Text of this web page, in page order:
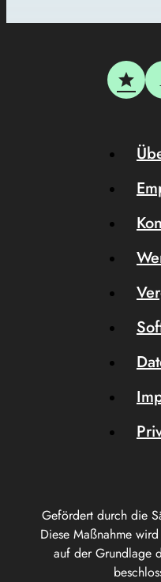
Gefördert durch die
Diese Maßnahme
auf der Grundlage